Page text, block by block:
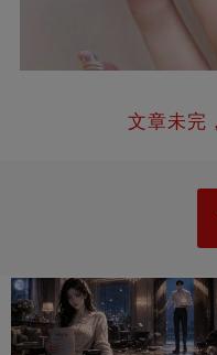
文章未完